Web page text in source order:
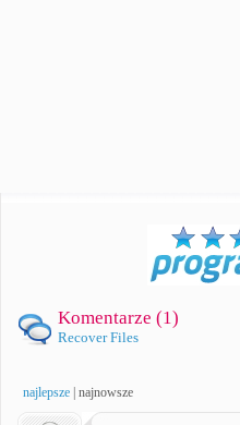
Komentarze (1)
Recover Files
najlepsze najnowsze